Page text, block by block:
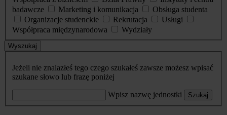
badawcze
Marketing i komunikacja
Obsługa studenta
Organizacje studenckie
Rekrutacja
Usługi
Współpraca międzynarodowa
Wydziały
Wyszukaj
Jeżeli nie znalazłeś tego czego szukałeś zawsze możesz wpisać
szukane słowo lub frazę poniżej
Wpisz nazwę jednostki Szukaj